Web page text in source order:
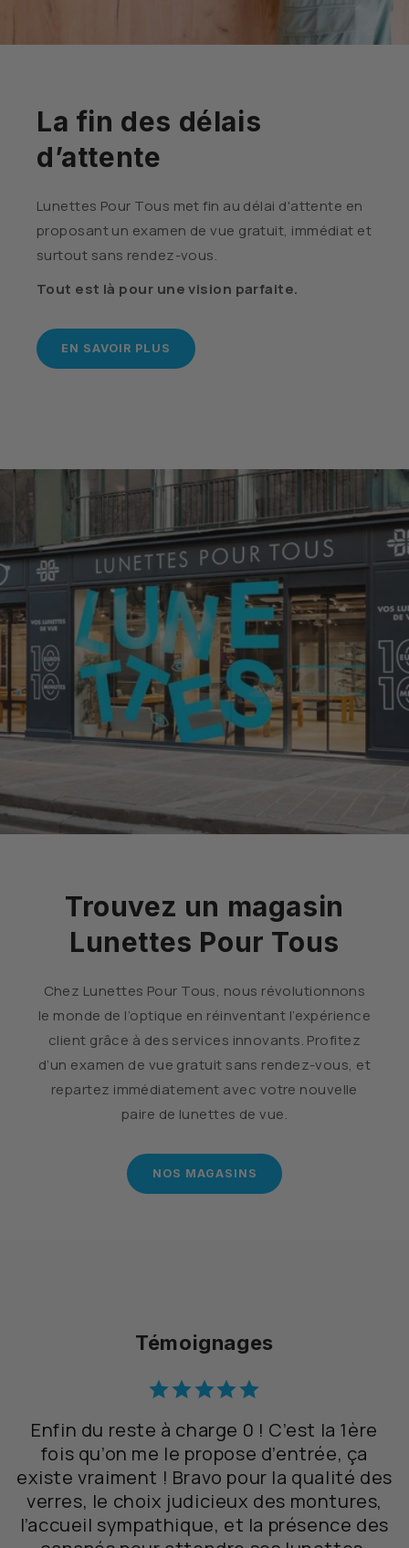
La fin des délais
d’attente
Lunettes Pour Tous met fin au délai d'attente en
proposant un examen de vue gratuit, immédiat et
surtout sans rendez-vous.
Tout est là pour une vision parfaite.
EN SAVOIR PLUS
Trouvez un magasin
Lunettes Pour Tous
Chez Lunettes Pour Tous, nous révolutionnons
le monde de l’optique en réinventant l’expérience
client grâce à des services innovants. Profitez
d’un examen de vue gratuit sans rendez-vous, et
repartez immédiatement avec votre nouvelle
paire de lunettes de vue.
NOS MAGASINS
Témoignages
Enfin du reste à charge 0 ! C’est la 1ère
fois qu’on me le propose d’entrée, ça
existe vraiment ! Bravo pour la qualité des
verres, le choix judicieux des montures,
l’accueil sympathique, et la présence des